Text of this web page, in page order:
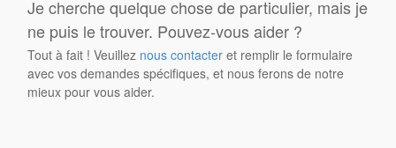
Je cherche quelque chose de particulier, mais je
ne puis le trouver. Pouvez-vous aider ?
Tout à fait ! Veuillez nous contacter et remplir le formulaire
avec vos demandes spécifiques, et nous ferons de notre
mieux pour vous aider.